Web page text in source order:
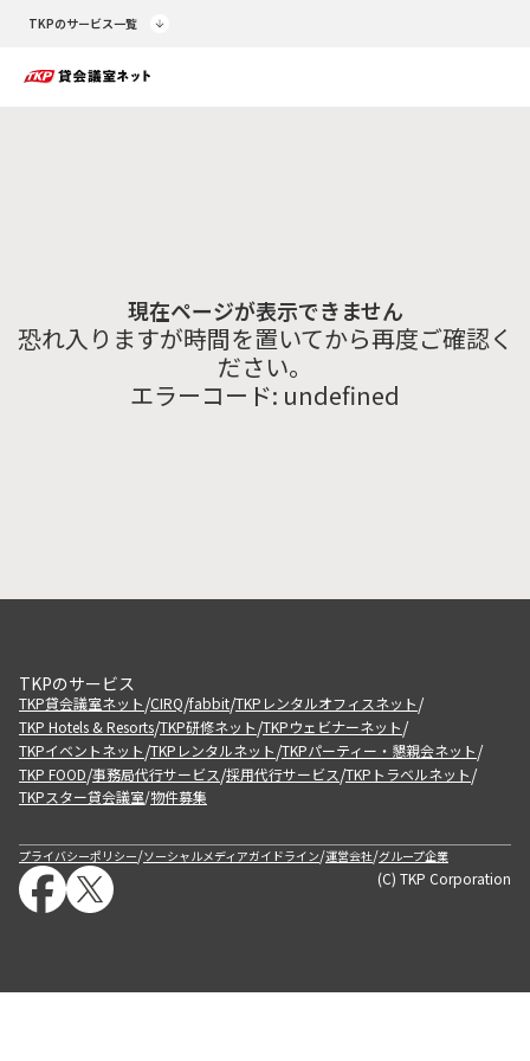
TKPのサービス一覧
現在ページが表示できません
恐れ入りますが時間を置いてから再度ご確認く
ださい。
エラーコード: undefined
TKPのサービス
TKP貸会議室ネット/CIRQ/fabbit/TKPレンタルオフィスネット/
TKP Hotels & Resorts/TKP研修ネット/TKPウェビナーネット/
TKPイベントネット/TKPレンタルネット/TKPパーティー・懇親会ネット/
TKP FOOD/事務局代行サービス/採用代行サービス/TKPトラベルネット/
TKPスター貸会議室/物件募集
プライバシーポリシー/ソーシャルメディアガイドライン/運営会社/グループ企業
(C) TKP Corporation